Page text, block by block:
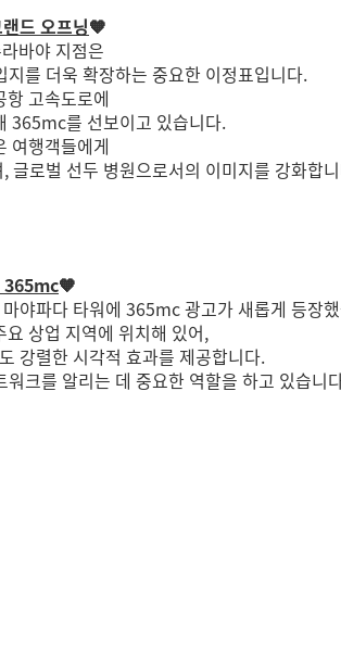
드 오프닝🧡
바야 지점은
를 더욱 확장하는 중요한 이정표입니다.
고속도로에
365mc를 선보이고 있습니다.
여행객들에게
로벌 선두 병원으로서의 이미지를 강화합
365mc🧡
야파다 타워에 365mc 광고가 새롭게 등장
상업 지역에 위치해 있어,
강렬한 시각적 효과를 제공합니다.
크를 알리는 데 중요한 역할을 하고 있습니